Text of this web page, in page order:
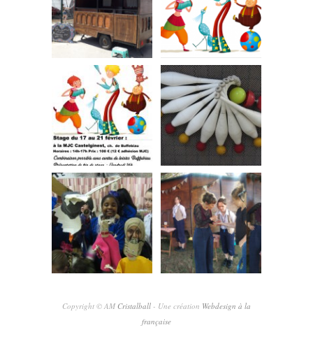
Copyright © AM Cristalball - Une création Webdesign à la
française